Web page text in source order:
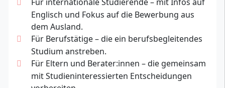
Englisch und Fokus auf die Bewerbung aus
dem Ausland.
Für Berufstätige – die ein berufsbegleitendes
Studium anstreben.
Für Eltern und Berater:innen – die gemeinsam
mit Studieninteressierten Entscheidungen